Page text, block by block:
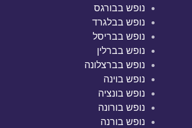
נופש בבורגס
נופש בבלגרד
נופש בבריסל
נופש בברלין
נופש בברצלונה
נופש בוינה
נופש בונציה
נופש בורונה
נופש בורנה